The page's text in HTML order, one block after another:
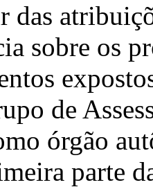
das
so­bre os
de
órgão
parte